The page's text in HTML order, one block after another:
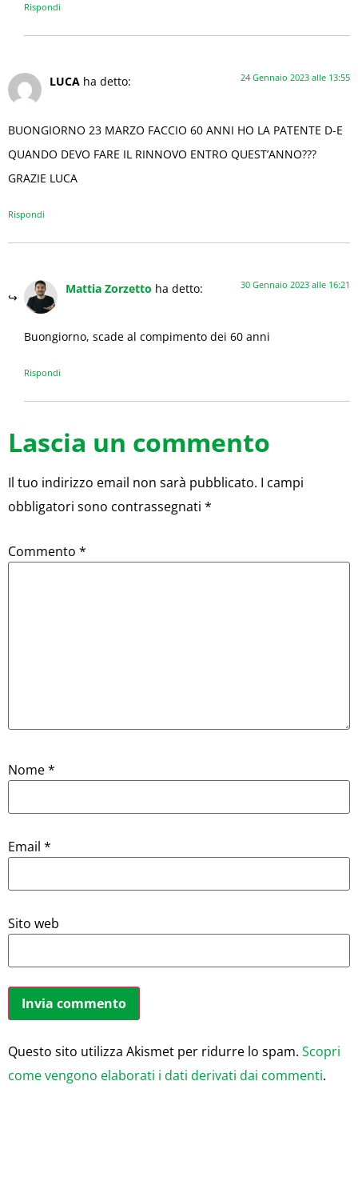
Rispondi
LUCA ha detto: 24 Gennaio 2023 alle 13:55
BUONGIORNO 23 MARZO FACCIO 60 ANNI HO LA PATENTE D-E
QUANDO DEVO FARE IL RINNOVO ENTRO QUEST’ANNO???
GRAZIE LUCA
Rispondi
Mattia Zorzetto ha detto: 30 Gennaio 2023 alle 16:21
Buongiorno, scade al compimento dei 60 anni
Rispondi
Lascia un commento
Il tuo indirizzo email non sarà pubblicato. I campi
obbligatori sono contrassegnati *
Commento *
Nome*
Email *
Sito web
Questo sito utilizza Akismet per ridurre lo spam. Scopri
come vengono elaborati i dati derivati dai commenti.